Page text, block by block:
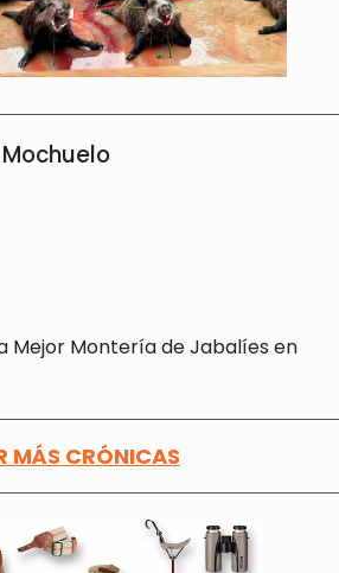
Mejor Montería de Jabalíes en
MÁS CRÓNICAS